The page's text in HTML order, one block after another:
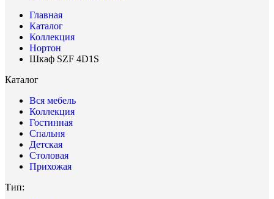
Главная
Каталог
Коллекция
Нортон
Шкаф SZF 4D1S
Каталог
Вся мебель
Коллекция
Гостинная
Спальня
Детская
Столовая
Прихожая
Тип: